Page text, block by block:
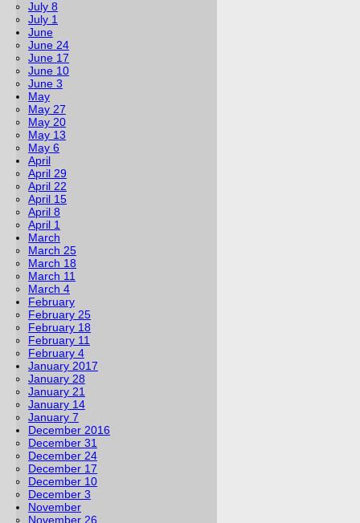
July 8
July 1
June
June 24
June 17
June 10
June 3
May
May 27
May 20
May 13
May 6
April
April 29
April 22
April 15
April 8
April 1
March
March 25
March 18
March 11
March 4
February
February 25
February 18
February 11
February 4
January 2017
January 28
January 21
January 14
January 7
December 2016
December 31
December 24
December 17
December 10
December 3
November
November 26